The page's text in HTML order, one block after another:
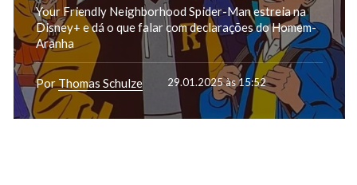
Your Friendly Neighborhood Spider-Man estreia na
Disney+ e dá o que falar com declarações do Homem-
Aranha
PorThomas Schulze 29.01.2025 às 15:52